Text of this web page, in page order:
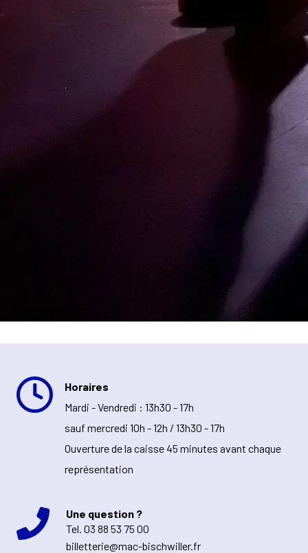
Horaires
Mardi - Vendredi : 13h30 - 17h
sauf mercredi 10h - 12h / 13h30 - 17h
Ouverture de la caisse 45 minutes avant chaque
représentation
Une question ?
Tel. 03 88 53 75 00
billetterie@mac-bischwiller.fr